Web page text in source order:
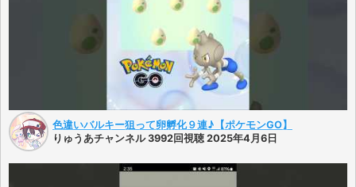
色違いバルキー狙って卵孵化９連♪【ポケモンGO】
りゅうあチャンネル 3992回視聴 2025年4月6日